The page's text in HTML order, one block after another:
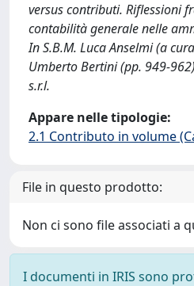
versus contributi. Riflessioni
contabilità generale nelle
In S.B.M. Luca Anselmi (a
Umberto Bertini (pp. 949-
s.r.l.
Appare nelle tipologie:
2.1 Contributo in volume
File in questo prodotto:
Non ci sono file associati a
I documenti in IRIS sono